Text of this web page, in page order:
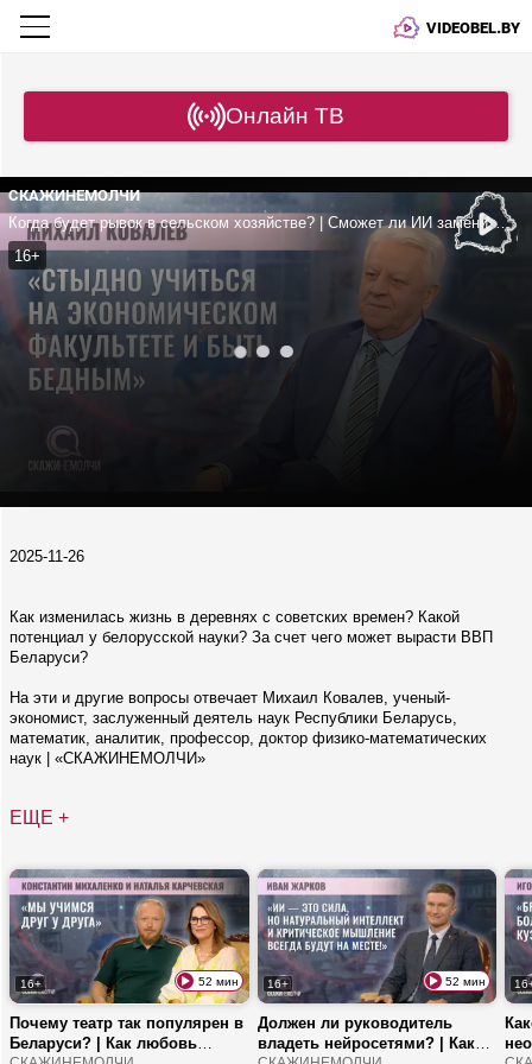
VIDEOBEL.BY
Онлайн ТВ
СКАЖИНЕМОЛЧИ
Когда будет рывок в сельском хозяйстве? | Сможет ли ИИ заменить экономиста? | В чем разница прикладных университетов и вузов?
16+
2025-11-26
Как изменилась жизнь в деревнях с советских времен? Какой
потенциал у белорусской науки? За счет чего может вырасти ВВП
Беларуси?
На эти и другие вопросы отвечает Михаил Ковалев, ученый-
экономист, заслуженный деятель наук Республики Беларусь,
математик, аналитик, профессор, доктор физико-математических
наук | «СКАЖИНЕМОЛЧИ»
ЕЩЕ +
16+ 52 мин
Почему театр так популярен в
Беларуси? | Как любовь
16+ 52 мин
Должен ли руководитель
владеть нейросетями? | Как